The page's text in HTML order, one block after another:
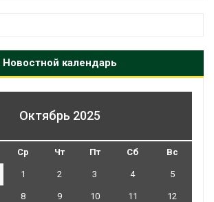
Новостной календарь
Октябрь 2025
Ср Чт Пт Сб Вс
1 2 3 4 5
8 9 10 11 12